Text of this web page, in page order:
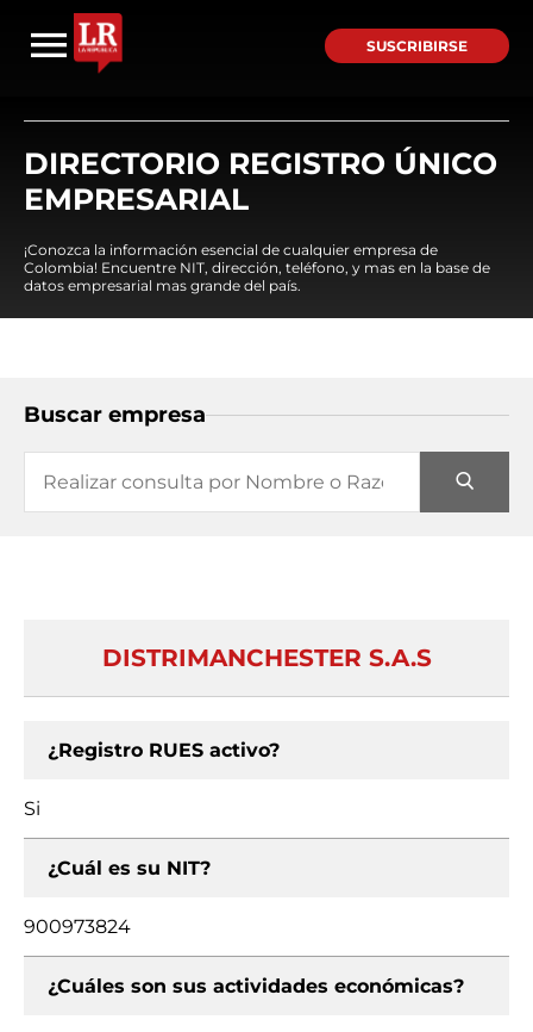
SUSCRIBIRSE
DIRECTORIO REGISTRO ÚNICO
EMPRESARIAL
¡Conozca la información esencial de cualquier empresa de
Colombia! Encuentre NIT, dirección, teléfono, y mas en la base de
datos empresarial mas grande del país.
Buscar empresa
DISTRIMANCHESTER S.A.S
¿Registro RUES activo?
Si
¿Cuál es su NIT?
900973824
¿Cuáles son sus actividades económicas?